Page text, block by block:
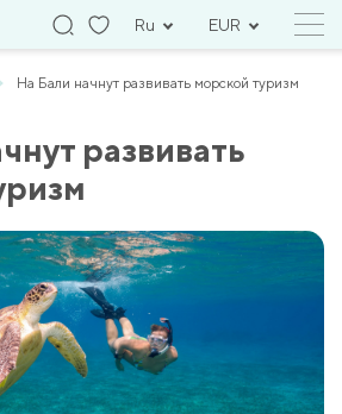
Ru EUR
На Бали начнут развивать морской туризм
развивать